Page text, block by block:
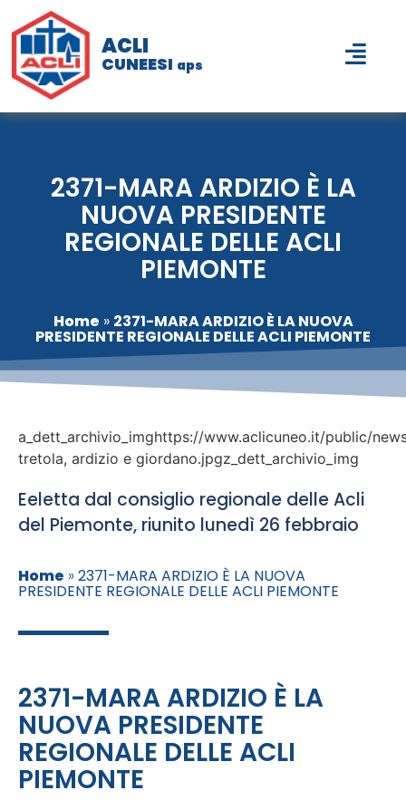
ACLI
CUNEESI aps
2371-MARA ARDIZIO È LA
NUOVA PRESIDENTE
REGIONALE DELLE ACLI
PIEMONTE
Home » 2371-MARA ARDIZIO È LA NUOVA
PRESIDENTE REGIONALE DELLE ACLI PIEMONTE
a_dett_archivio_imghttps://www.aclicuneo.it/public/
tretola, ardizio e giordano.jpgz_dett_archivio_img
Eeletta dal consiglio regionale delle Acli
del Piemonte, riunito lunedì 26 febbraio
Home » 2371-MARA ARDIZIO È LA NUOVA
PRESIDENTE REGIONALE DELLE ACLI PIEMONTE
2371-MARA ARDIZIO È LA
NUOVA PRESIDENTE
REGIONALE DELLE ACLI
PIEMONTE